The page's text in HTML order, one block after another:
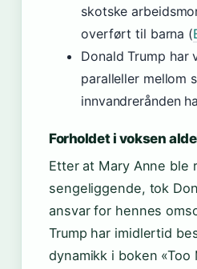
skotske
overført til barna (
Donald Trump har
paralleller mellom
innvandrerånden
Forholdet i voksen
Etter at Mary Anne ble
sengeliggende, tok
ansvar for hennes
Trump har imidlertid
dynamikk i boken «Too